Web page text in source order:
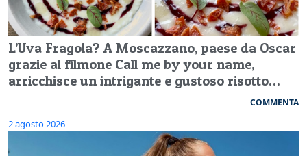
L’Uva Fragola? A Moscazzano, paese da Oscar
grazie al filmone Call me by your name,
arricchisce un intrigante e gustoso risotto…
COMMENTA
2 agosto 2026